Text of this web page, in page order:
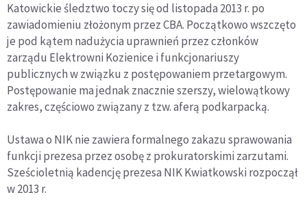
Katowickie śledztwo toczy się od listopada 2013 r. po
zawiadomieniu złożonym przez CBA. Początkowo wszczęto
je pod kątem nadużycia uprawnień przez członków
zarządu Elektrowni Kozienice i funkcjonariuszy
publicznych w związku z postępowaniem przetargowym.
Postępowanie ma jednak znacznie szerszy, wielowątkowy
zakres, częściowo związany z tzw. aferą podkarpacką.
Ustawa o NIK nie zawiera formalnego zakazu sprawowania
funkcji prezesa przez osobę z prokuratorskimi zarzutami.
Sześcioletnią kadencję prezesa NIK Kwiatkowski rozpoczął
w 2013 r.